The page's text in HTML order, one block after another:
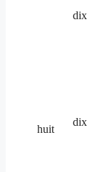
huit
dix
dix